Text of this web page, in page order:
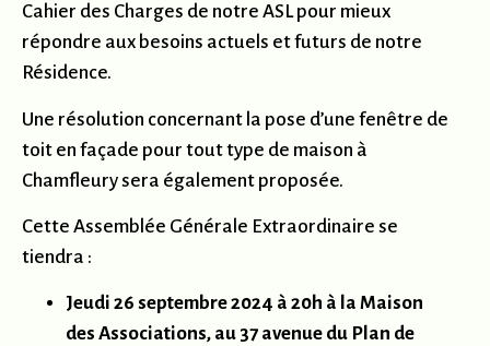
Cahier des Charges de notre ASL pour mieux
répondre aux besoins actuels et futurs de notre
Résidence.
Une résolution concernant la pose d’une fenêtre de
toit en façade pour tout type de maison à
Chamfleury sera également proposée.
Cette Assemblée Générale Extraordinaire se
tiendra :
Jeudi 26 septembre 2024 à 20h à la Maison
des Associations, au 37 avenue du Plan de